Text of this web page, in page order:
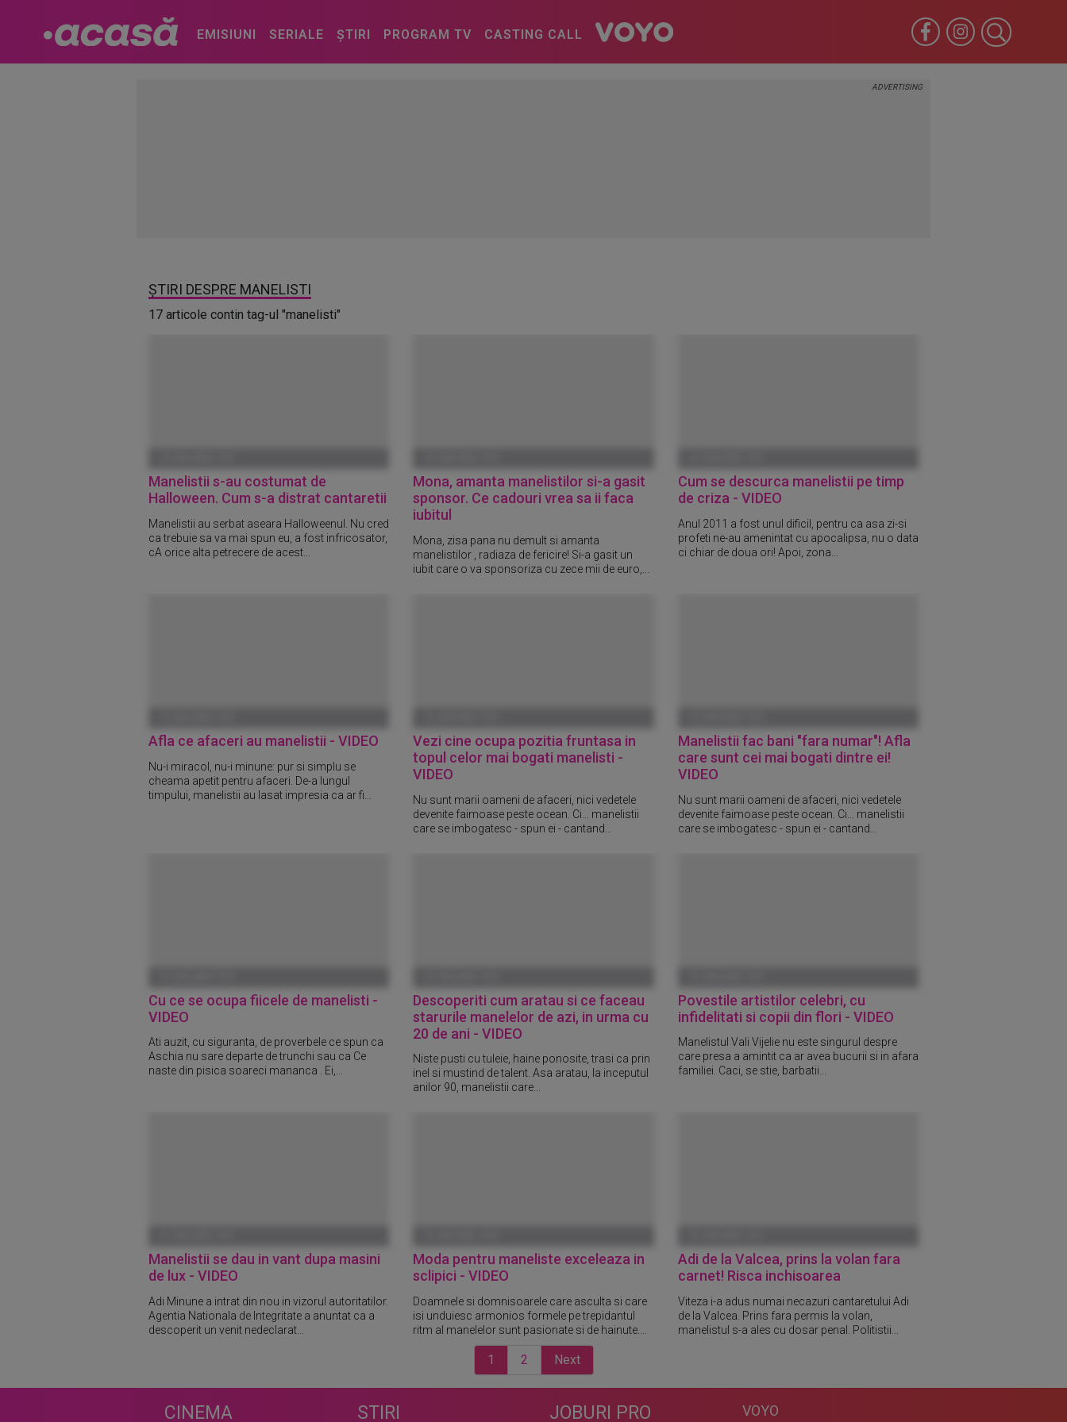
EMISIUNI SERIALE ȘTIRI PROGRAM TV CASTING CALL
ȘTIRI DESPRE MANELISTI
17 articole contin tag-ul "manelisti"
Manelistii s-au costumat de
Halloween. Cum s-a distrat cantaretii
Manelistii au serbat aseara Halloweenul. Nu cred
ca trebuie sa va mai spun eu, a fost infricosator,
cA orice alta petrecere de acest...
Mona, amanta manelistilor si-a gasit
sponsor. Ce cadouri vrea sa ii faca
iubitul
Mona, zisa pana nu demult si amanta
manelistilor , radiaza de fericire! Si-a gasit un
iubit care o va sponsoriza cu zece mii de euro,...
Cum se descurca manelistii pe timp
de criza - VIDEO
Anul 2011 a fost unul dificil, pentru ca asa zi-si
profeti ne-au amenintat cu apocalipsa, nu o data
ci chiar de doua ori! Apoi, zona...
Afla ce afaceri au manelistii - VIDEO
Nu-i miracol, nu-i minune: pur si simplu se
cheama apetit pentru afaceri. De-a lungul
timpului, manelistii au lasat impresia ca ar fi...
Vezi cine ocupa pozitia fruntasa in
topul celor mai bogati manelisti -
VIDEO
Nu sunt marii oameni de afaceri, nici vedetele
devenite faimoase peste ocean. Ci... manelistii
care se imbogatesc - spun ei - cantand...
Manelistii fac bani "fara numar"! Afla
care sunt cei mai bogati dintre ei!
VIDEO
Nu sunt marii oameni de afaceri, nici vedetele
devenite faimoase peste ocean. Ci... manelistii
care se imbogatesc - spun ei - cantand...
Cu ce se ocupa fiicele de manelisti -
VIDEO
Ati auzit, cu siguranta, de proverbele ce spun ca
Aschia nu sare departe de trunchi sau ca Ce
naste din pisica soareci mananca . Ei,...
Descoperiti cum aratau si ce faceau
starurile manelelor de azi, in urma cu
20 de ani - VIDEO
Niste pusti cu tuleie, haine ponosite, trasi ca prin
inel si mustind de talent. Asa aratau, la inceputul
anilor 90, manelistii care...
Povestile artistilor celebri, cu
infidelitati si copii din flori - VIDEO
Manelistul Vali Vijelie nu este singurul despre
care presa a amintit ca ar avea bucurii si in afara
familiei. Caci, se stie, barbatii...
Manelistii se dau in vant dupa masini
de lux - VIDEO
Adi Minune a intrat din nou in vizorul autoritatilor.
Agentia Nationala de Integritate a anuntat ca a
descoperit un venit nedeclarat...
Moda pentru maneliste exceleaza in
sclipici - VIDEO
Doamnele si domnisoarele care asculta si care
isi unduiesc armonios formele pe trepidantul
ritm al manelelor sunt pasionate si de hainute....
Adi de la Valcea, prins la volan fara
carnet! Risca inchisoarea
Viteza i-a adus numai necazuri cantaretului Adi
de la Valcea. Prins fara permis la volan,
manelistul s-a ales cu dosar penal. Politistii...
1 2 Next
CINEMA STIRI JOBURI PRO VOYO